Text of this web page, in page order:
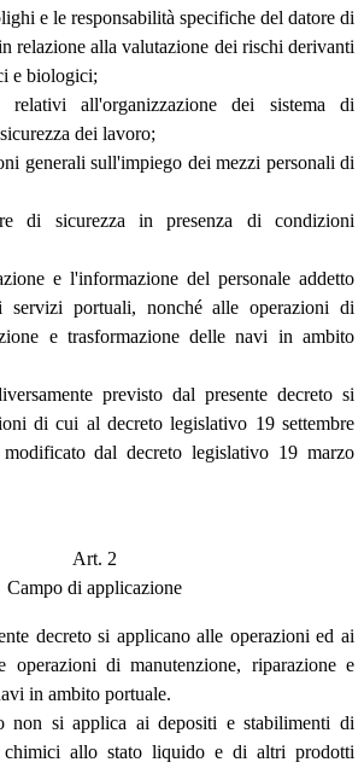
e le responsabilità specifiche del datore di
relazione alla valutazione dei rischi derivanti
e biologici;
all'organizzazione dei sistema di
dei lavoro;
generali sull'impiego dei mezzi personali di
di sicurezza in presenza di condizioni
e l'informazione del personale addetto
servizi portuali, nonché alle operazioni di
e trasformazione delle navi in ambito
previsto dal presente decreto si
di cui al decreto legislativo 19 settembre
dal decreto legislativo 19 marzo
Art. 2
Campo di applicazione
decreto si applicano alle operazioni ed ai
operazioni di manutenzione, riparazione e
in ambito portuale.
non si applica ai depositi e stabilimenti di
allo stato liquido e di altri prodotti